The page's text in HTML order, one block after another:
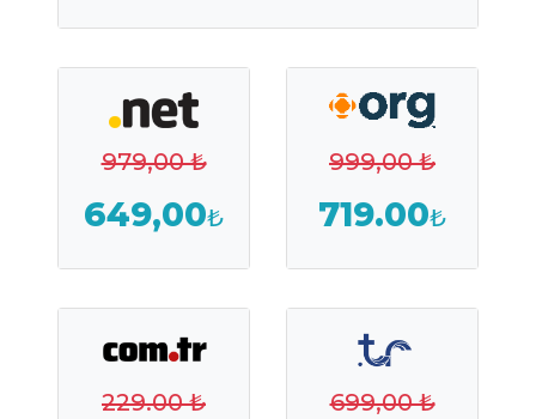
979,00 ₺
649,00₺
999,00 ₺
719.00₺
229.00 ₺ 699,00 ₺